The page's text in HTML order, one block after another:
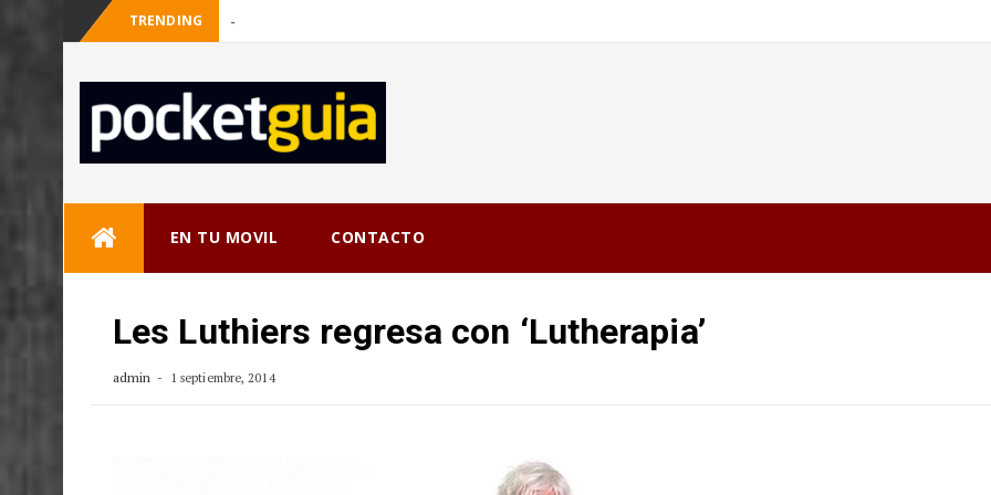
TRENDING
_
EN TU MOVIL CONTACTO
Les Luthiers regresa con ‘Lutherapia’
admin 1 septiembre, 2014